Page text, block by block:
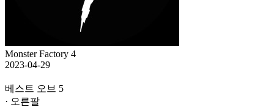
Monster Factory 4
2023-04-29
베스트 오브 5
· 오른팔